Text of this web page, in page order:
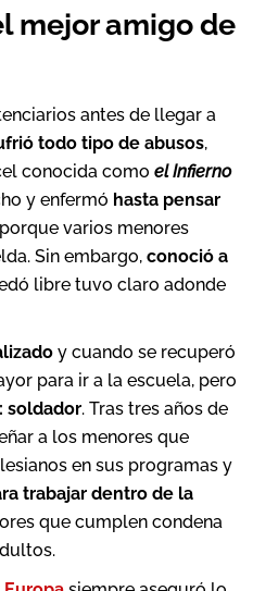
mejor amigo de
antes de llegar a
todo tipo de abusos,
conocida como el Infierno
y enfermó hasta pensar
porque varios menores
Sin embargo, conoció a
libre tuvo claro adonde
y cuando se recuperó
para ir a la escuela, pero
soldador. Tras tres años de
a los menores que
en sus programas y
trabajar dentro de la
que cumplen condena